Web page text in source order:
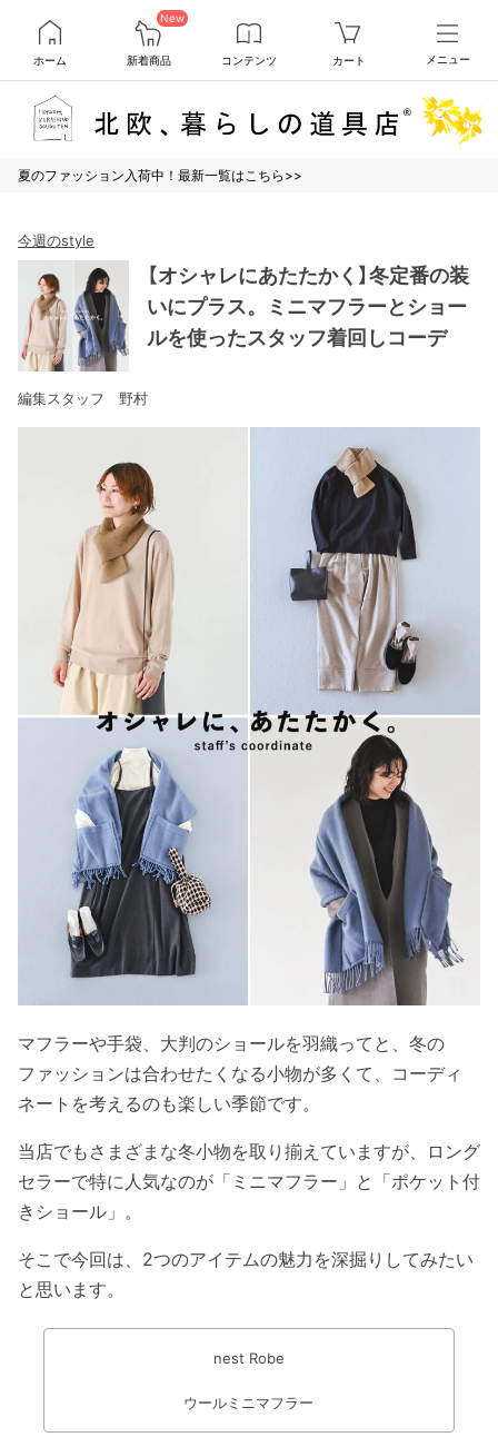
ホーム
New
新着商品 コンテンツ カート メニュー
夏のファッション入荷中！最新一覧はこちら>>
今週のstyle
【オシャレにあたたかく】冬定番の装
いにプラス。ミニマフラーとショー
ルを使ったスタッフ着回しコーデ
編集スタッフ 野村
マフラーや手袋、大判のショールを羽織ってと、冬の
ファッションは合わせたくなる小物が多くて、コーディ
ネートを考えるのも楽しい季節です。
当店でもさまざまな冬小物を取り揃えていますが、ロング
セラーで特に人気なのが「ミニマフラー」と「ポケット付
きショール」。
そこで今回は、2つのアイテムの魅力を深掘りしてみたい
と思います。
nest Robe
ウールミニマフラー